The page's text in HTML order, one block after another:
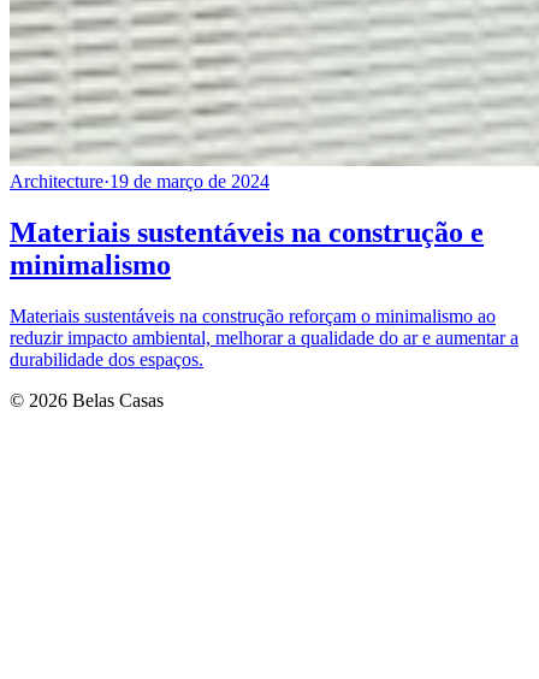
Architecture·19 de março de 2024
Materiais sustentáveis na construção e
minimalismo
Materiais sustentáveis na construção reforçam o minimalismo ao
reduzir impacto ambiental, melhorar a qualidade do ar e aumentar a
durabilidade dos espaços.
© 2026 Belas Casas